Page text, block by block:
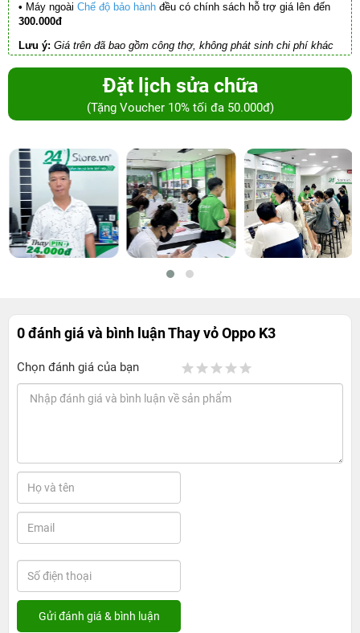
• Máy ngoài Chế độ bảo hành đều có chính sách hỗ trợ giá lên đến
300.000đ
Lưu ý: Giá trên đã bao gồm công thợ, không phát sinh chi phí khác
Đặt lịch sửa chữa
(Tặng Voucher 10% tối đa 50.000đ)
0 đánh giá và bình luậnThay vỏ Oppo K3
Chọn đánh giá của bạn